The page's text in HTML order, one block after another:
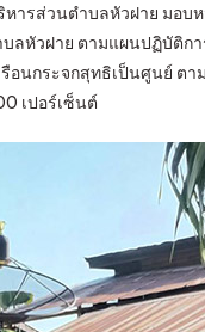
โลก
ร้อน
รอบ
3
หมู่
ที่
2
ารส่วนตำบลหัวฝาย มอ
หัวฝาย ตามแผนปฏิบัติก
อนกระจกสุทธิเป็นศูนย์
เปอร์เซ็นต์